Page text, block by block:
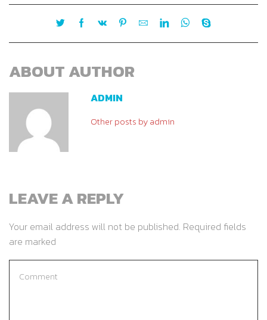
ABOUT AUTHOR
ADMIN
Other posts by admin
LEAVE A REPLY
Your email address will not be published. Required fields
are marked